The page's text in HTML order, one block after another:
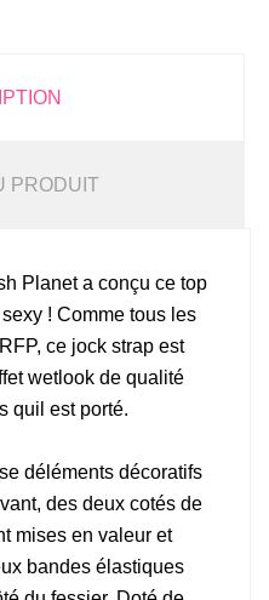
PRODUIT
Planet a conçu ce top
! Comme tous les
ce jock strap est
wetlook de qualité
quil est porté.
déléments décoratifs
des deux cotés de
mises en valeur et
bandes élastiques